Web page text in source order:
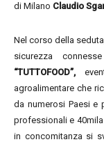
di Milano Claudio
Nel corso della
sicurezza
“TUTTOFOOD”,
agroalimentare che
da numerosi Paesi e
professionali e
in concomitanza si